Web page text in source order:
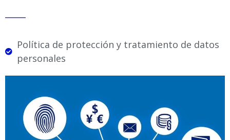
Política de protección y tratamiento de datos
personales